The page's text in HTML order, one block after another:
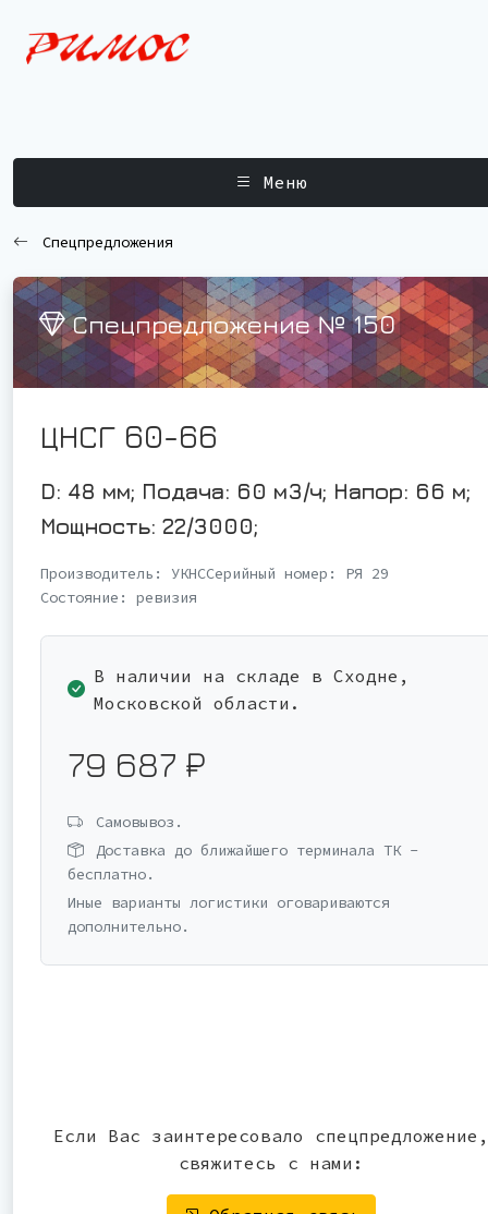
Меню
Спецпредложения
Спецпредложение № 150
ЦНСГ 60-66
D: 48 мм; Подача: 60 м3/ч; Напор: 66 м;
Мощность: 22/3000;
Производитель: УКНССерийный номер: РЯ 29
Состояние: ревизия
В наличии на складе в Сходне,
Московской области.
79 687 ₽
Самовывоз.
Доставка до ближайшего терминала ТК -
бесплатно.
Иные варианты логистики оговариваются
дополнительно.
Если Вас заинтересовало спецпредложение,
свяжитесь с нами: